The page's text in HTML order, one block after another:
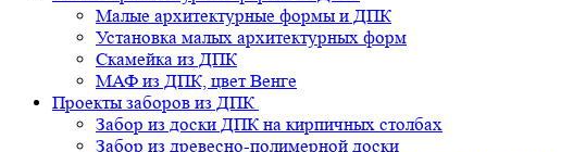
Малые архитектурные формы и ДПК
Установка малых архитектурных форм
Скамейка из ДПК
МАФ из ДПК, цвет Венге
Проекты заборов из ДПК
Забор из доски ДПК на кирпичных столбах
Забор из древесно-полимерной доски